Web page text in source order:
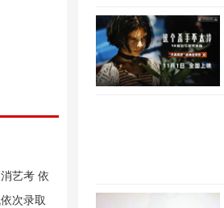
艺考 依
次录取